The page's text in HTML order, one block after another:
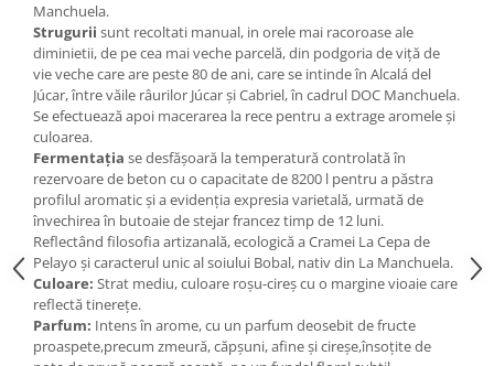
Manchuela.
Strugurii sunt recoltati manual, in orele mai racoroase ale
diminietii,de pe cea mai veche parcelă, din podgoria de viță de
vie veche care are peste 80de ani, care se intinde în Alcalá del
Júcar,între văile râurilor Júcar și Cabriel, în cadrul DOC Manchuela.
Se efectuează apoi macerarea la rece pentru a extrage aromele și
culoarea.
Fermentația se desfășoară la temperatură controlată în
rezervoare de beton cu o capacitate de 8200 l pentru a păstra
profilul aromatic șia evidenția expresia varietală, urmată de
învechirea în butoaie de stejar franceztimp de 12 luni.
Reflectând filosofia artizanală, ecologică a Cramei La Cepa de
Pelayo și caracterul unic al soiului Bobal, nativ din La Manchuela.
Culoare: Strat mediu, culoare roșu-cireș cu o margine vioaie care
reflectătinerețe.
Parfum: Intens în arome, cu un parfum deosebit de fructe
proaspete,precum zmeură, căpșuni, afine și cireșe,însoțite de